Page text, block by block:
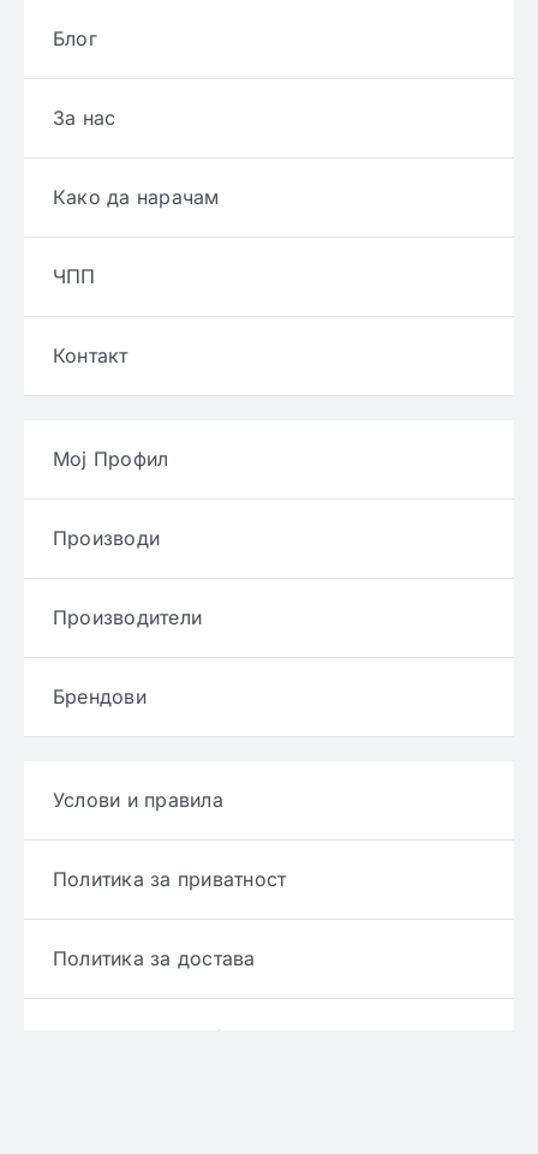
Блог
За нас
Како да нарачам
ЧПП
Контакт
Мој Профил
Производи
Производители
Брендови
Услови и правила
Политика за приватност
Политика за достава